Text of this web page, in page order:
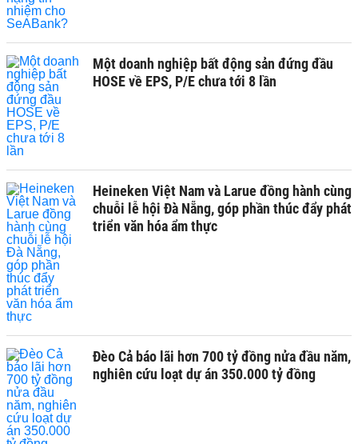
Một doanh nghiệp bất động sản đứng đầu
HOSE về EPS, P/E chưa tới 8 lần
Heineken Việt Nam và Larue đồng hành cùng
chuỗi lễ hội Đà Nẵng, góp phần thúc đẩy phát
triển văn hóa ẩm thực
Đèo Cả báo lãi hơn 700 tỷ đồng nửa đầu năm,
nghiên cứu loạt dự án 350.000 tỷ đồng